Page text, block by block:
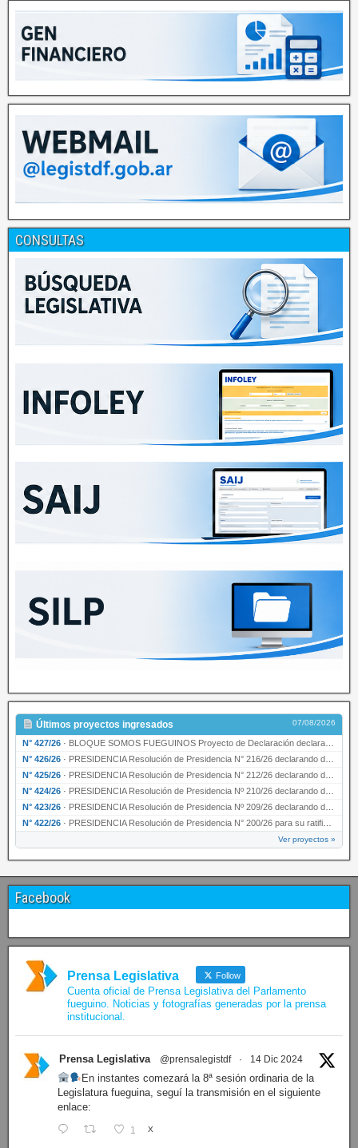
CONSULTAS
Últimos proyectos ingresados 07/08/2026
N° 427/26 · BLOQUE SOMOS FUEGUINOS Proyecto de Declaración declarando de interés provincial PRESIDENCI…
N° 426/26 · PRESIDENCIA Resolución de Presidencia N° 216/26 declarando de interés provincial la labor …
N° 425/26 · PRESIDENCIA Resolución de Presidencia N° 212/26 declarando de interés provincial el “50° A…
N° 424/26 · PRESIDENCIA Resolución de Presidencia Nº 210/26 declarando de interés provincial el proyec…
N° 423/26 · PRESIDENCIA Resolución de Presidencia Nº 209/26 declarando de interés provincial la presen…
N° 422/26 · PRESIDENCIA Resolución de Presidencia N° 200/26 para su ratificación.
Ver proyectos »
Facebook
Prensa Legislativa Follow
Cuenta oficial de Prensa Legislativa del Parlamento
fueguino. Noticias y fotografías generadas por la prensa
institucional.
Prensa Legislativa @prensalegistdf · 14 Dic 2024
En instantes comezará la 8ª sesión ordinaria de la
Legislatura fueguina, seguí la transmisión en el siguiente
enlace:
1 X